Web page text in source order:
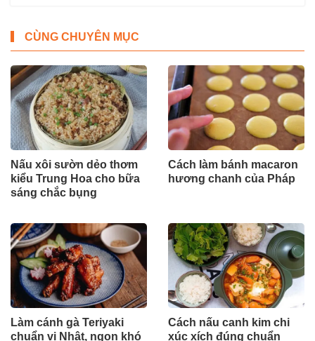
CÙNG CHUYÊN MỤC
Nấu xôi sườn dẻo thơm
kiểu Trung Hoa cho bữa
sáng chắc bụng
Cách làm bánh macaron
hương chanh của Pháp
Làm cánh gà Teriyaki
chuẩn vị Nhật, ngon khó
Cách nấu canh kim chi
xúc xích đúng chuẩn